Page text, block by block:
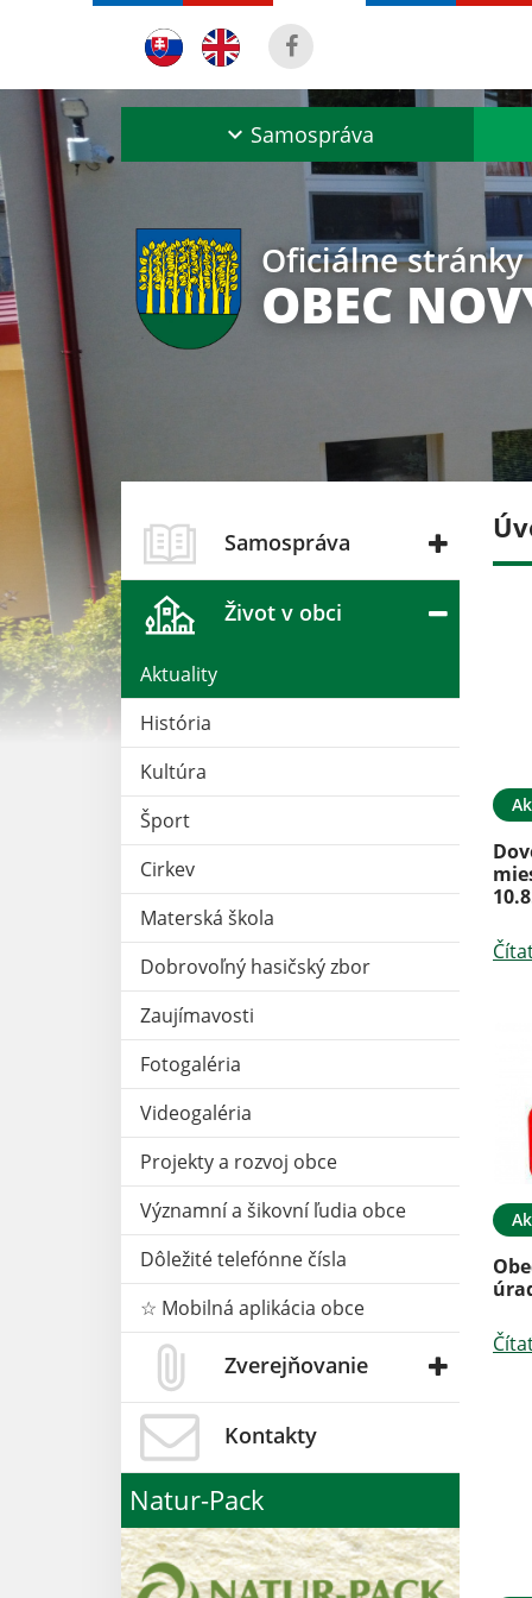
Samospráva
Oficiálne stránky
OBEC
Samospráva
Život v obci
Aktuality
História
Kultúra
Šport
Cirkev
Materská škola
Dobrovoľný hasičský zbor
Zaujímavosti
Fotogaléria
Videogaléria
Projekty a rozvoj obce
Významní a šikovní ľudia obce
Dôležité telefónne čísla
☆ Mobilná aplikácia obce
Zverejňovanie
Kontakty
Natur-Pack
10. JÚN 2026
do Rady
Aktuality 01. JÚN 2026
Odvolanie času zvýšeného
požiaru
Čítať ďalej
13. APR 2026 Aktuality 13. APR 2026
Zápis detí do MŠ v Novom
Salaši na šk. rok 2026/2027